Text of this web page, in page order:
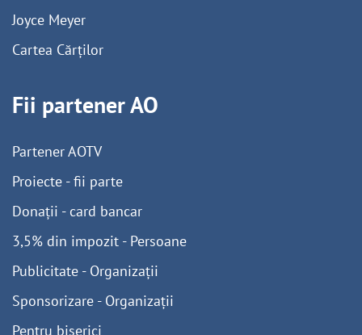
Joyce Meyer
Cartea Cărților
Fii partener AO
Partener AOTV
Proiecte - fii parte
Donații - card bancar
3,5% din impozit - Persoane
Publicitate - Organizații
Sponsorizare - Organizații
Pentru biserici